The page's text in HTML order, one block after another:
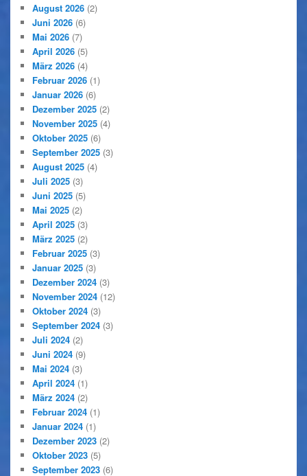
August 2026(2)
Juni 2026(6)
Mai 2026(7)
April 2026(5)
März 2026(4)
Februar 2026(1)
Januar 2026(6)
Dezember 2025(2)
November 2025(4)
Oktober 2025(6)
September 2025(3)
August 2025(4)
Juli 2025(3)
Juni 2025(5)
Mai 2025(2)
April 2025(3)
März 2025(2)
Februar 2025(3)
Januar 2025(3)
Dezember 2024(3)
November 2024(12)
Oktober 2024(3)
September 2024(3)
Juli 2024(2)
Juni 2024(9)
Mai 2024(3)
April 2024(1)
März 2024(2)
Februar 2024(1)
Januar 2024(1)
Dezember 2023(2)
Oktober 2023(5)
September 2023(6)